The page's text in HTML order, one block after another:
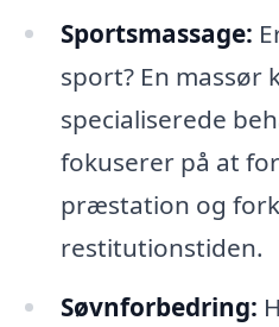
Sportsmassage:
sport? En massør
specialiserede
fokuserer på at
præstation og
restitutionstiden.
Søvnforbedring: